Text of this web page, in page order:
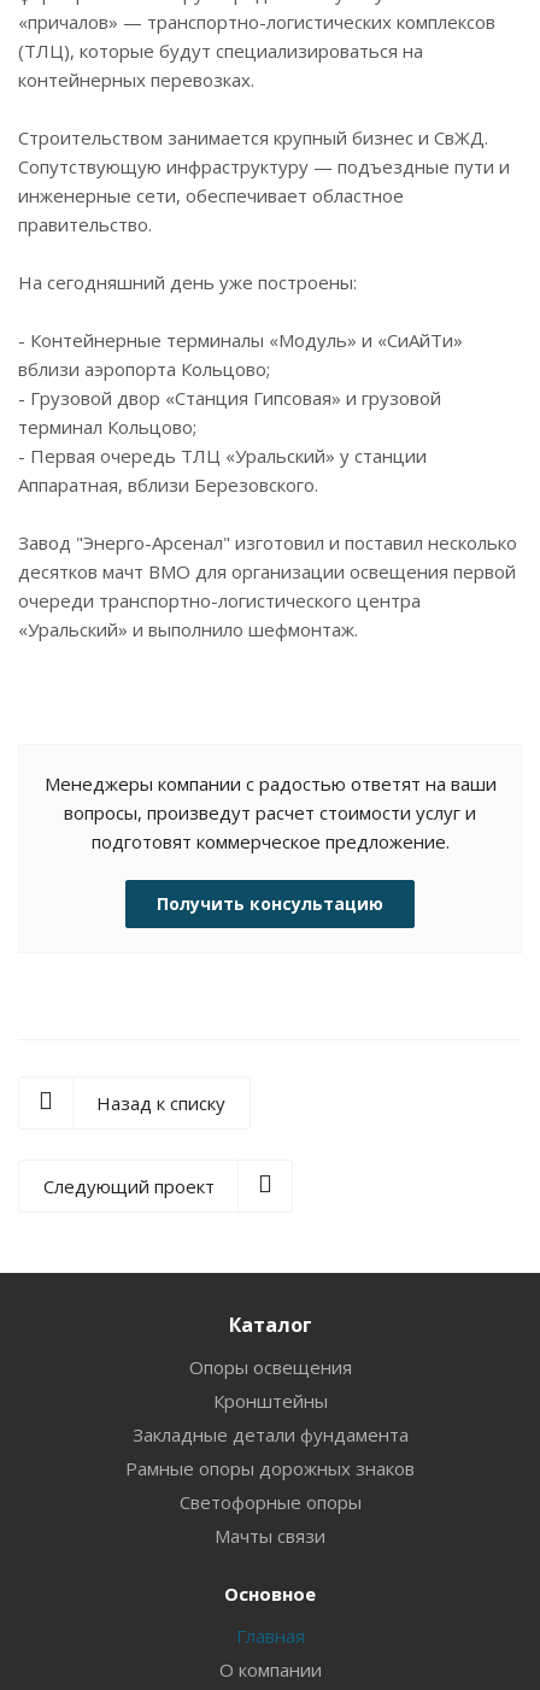
«причалов» — транспортно-логистических комплексов
(ТЛЦ), которые будут специализироваться на
контейнерных перевозках.
Строительством занимается крупный бизнес и СвЖД.
Сопутствующую инфраструктуру — подъездные пути и
инженерные сети, обеспечивает областное
правительство.
На сегодняшний день уже построены:
- Контейнерные терминалы «Модуль» и «СиАйТи»
вблизи аэропорта Кольцово;
- Грузовой двор «Станция Гипсовая» и грузовой
терминал Кольцово;
- Первая очередь ТЛЦ «Уральский» у станции
Аппаратная, вблизи Березовского.
Завод "Энерго-Арсенал" изготовил и поставил несколько
десятков мачт ВМО для организации освещения первой
очереди транспортно-логистического центра
«Уральский» и выполнило шефмонтаж.
Менеджеры компании с радостью ответят на ваши
вопросы, произведут расчет стоимости услуг и
подготовят коммерческое предложение.
Получить консультацию
Назад к списку
Следующий проект
Каталог
Опоры освещения
Кронштейны
Закладные детали фундамента
Рамные опоры дорожных знаков
Светофорные опоры
Мачты связи
Основное
Главная
О компании